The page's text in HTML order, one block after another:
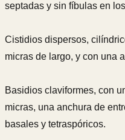
septadas y sin fíbulas en
Cistidios dispersos,
micras de largo, y con una
Basidios claviformes, con
micras, una anchura de
basales y tetraspóricos.